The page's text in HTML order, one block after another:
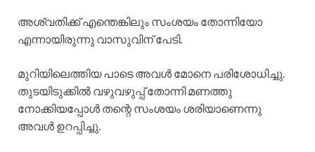
അശ്വതിക്ക് എന്തെങ്കിലും സംശയം തോന്നിയോ
എന്നായിരുന്നു വാസുവിന് പേടി.
മുറിയിലെത്തിയ പാടെ അവൾ മോനെ പരിശോധിച്ചു.
തുടയിടുക്കിൽ വഴുവഴുപ്പ് തോന്നി മണത്തു
നോക്കിയപ്പോൾ തന്റെ സംശയം ശരിയാണെന്നു
അവൾ ഉറപ്പിച്ചു.